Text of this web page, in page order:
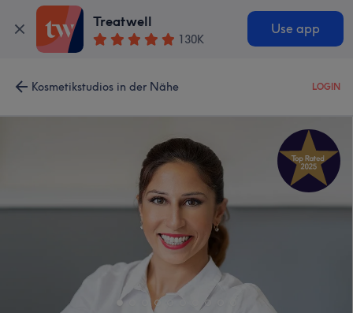
Treatwell
130K
Use app
Kosmetikstudios in der Nähe LOGIN